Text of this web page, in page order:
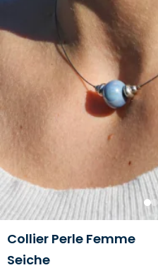
1 2
Collier Perle Femme
Seiche